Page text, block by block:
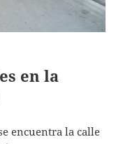
en la
encuentra la calle